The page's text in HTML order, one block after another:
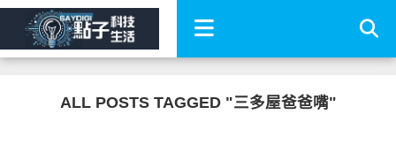
ALL POSTS TAGGED "三多屋爸爸嘴"